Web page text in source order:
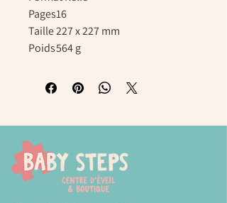
Pages16
Taille227 x 227 mm
Poids564 g